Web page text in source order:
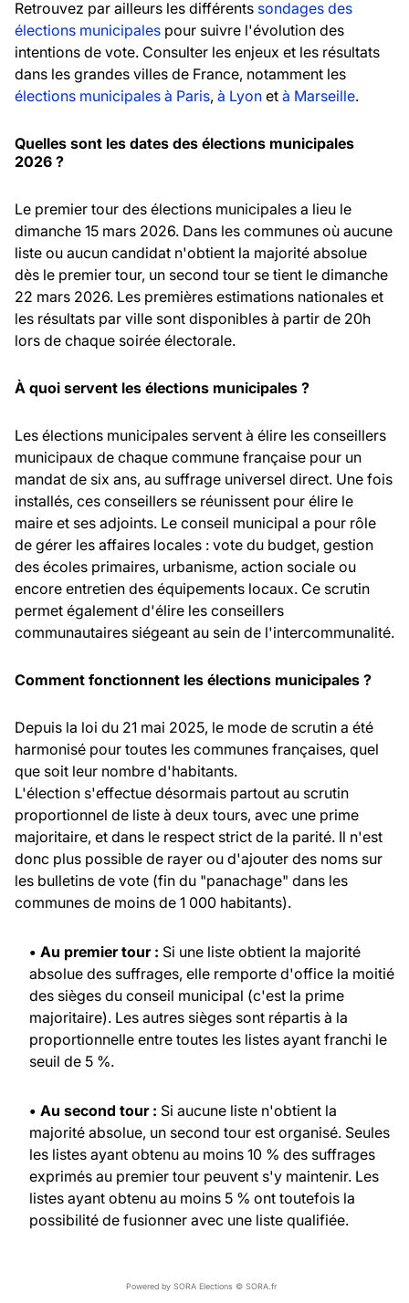
Retrouvez par ailleurs les différents sondages des
élections municipales pour suivre l'évolution des
intentions de vote. Consulter les enjeux et les résultats
dans les grandes villes de France, notamment les
élections municipales à Paris, à Lyon et à Marseille.
Quelles sont les dates des élections municipales
2026 ?
Le premier tour des élections municipales a lieu le
dimanche 15 mars 2026. Dans les communes où aucune
liste ou aucun candidat n'obtient la majorité absolue
dès le premier tour, un second tour se tient le dimanche
22 mars 2026. Les premières estimations nationales et
les résultats par ville sont disponibles à partir de 20h
lors de chaque soirée électorale.
À quoi servent les élections municipales ?
Les élections municipales servent à élire les conseillers
municipaux de chaque commune française pour un
mandat de six ans, au suffrage universel direct. Une fois
installés, ces conseillers se réunissent pour élire le
maire et ses adjoints. Le conseil municipal a pour rôle
de gérer les affaires locales : vote du budget, gestion
des écoles primaires, urbanisme, action sociale ou
encore entretien des équipements locaux. Ce scrutin
permet également d'élire les conseillers
communautaires siégeant au sein de l'intercommunalité.
Comment fonctionnent les élections municipales ?
Depuis la loi du 21 mai 2025, le mode de scrutin a été
harmonisé pour toutes les communes françaises, quel
que soit leur nombre d'habitants.
L'élection s'effectue désormais partout au scrutin
proportionnel de liste à deux tours, avec une prime
majoritaire, et dans le respect strict de la parité. Il n'est
donc plus possible de rayer ou d'ajouter des noms sur
les bulletins de vote (fin du "panachage" dans les
communes de moins de 1 000 habitants).
• Au premier tour : Si une liste obtient la majorité
absolue des suffrages, elle remporte d'office la moitié
des sièges du conseil municipal (c'est la prime
majoritaire). Les autres sièges sont répartis à la
proportionnelle entre toutes les listes ayant franchi le
seuil de 5 %.
• Au second tour : Si aucune liste n'obtient la
majorité absolue, un second tour est organisé. Seules
les listes ayant obtenu au moins 10 % des suffrages
exprimés au premier tour peuvent s'y maintenir. Les
listes ayant obtenu au moins 5 % ont toutefois la
possibilité de fusionner avec une liste qualifiée.
Powered by SORA Elections © SORA.fr